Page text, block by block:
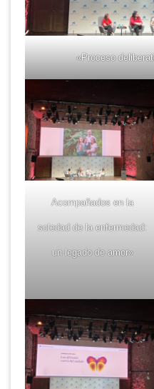
«Proceso
Acompañados en la
soledad de la enfermedad:
un legado de amor»